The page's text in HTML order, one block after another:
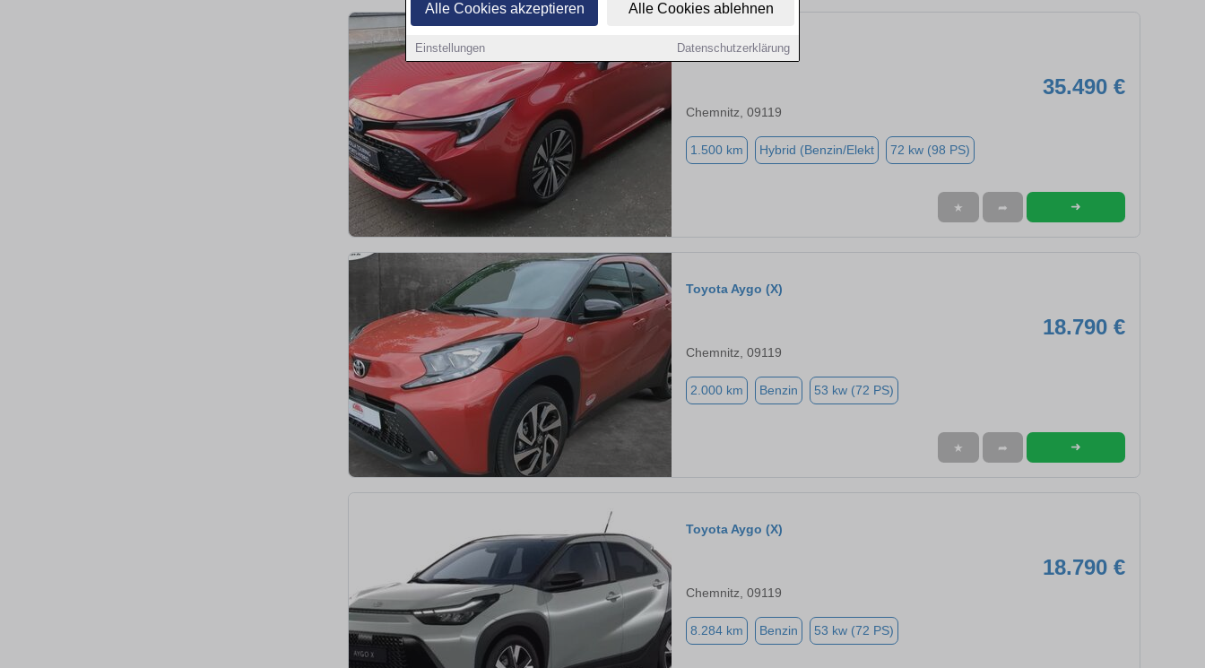
Alle Cookies akzeptieren Alle Cookies ablehnen
Einstellungen Datenschutzerklärung
Toyota Corolla
35.490 €
Chemnitz, 09119
1.500 km Hybrid (Benzin/Elekt 72 kw (98 PS)
★ ➦ ➜
Toyota Aygo (X)
18.790 €
Chemnitz, 09119
2.000 km Benzin 53 kw (72 PS)
★ ➦ ➜
Toyota Aygo (X)
18.790 €
Chemnitz, 09119
8.284 km Benzin 53 kw (72 PS)